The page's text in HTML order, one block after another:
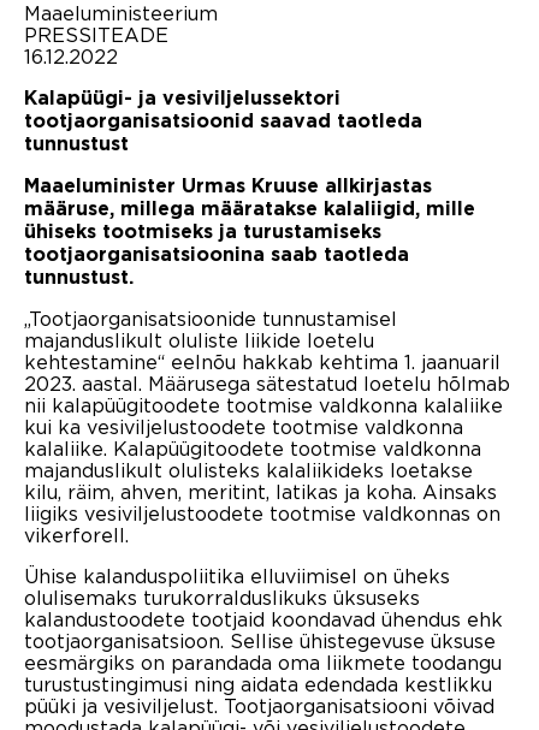
Maaeluministeerium
PRESSITEADE
16.12.2022
Kalapüügi- ja vesiviljelussektori
tootjaorganisatsioonid saavad taotleda
tunnustust
Maaeluminister Urmas Kruuse allkirjastas
määruse, millega määratakse kalaliigid, mille
ühiseks tootmiseks ja turustamiseks
tootjaorganisatsioonina saab taotleda
tunnustust.
„Tootjaorganisatsioonide tunnustamisel
majanduslikult oluliste liikide loetelu
kehtestamine“ eelnõu hakkab kehtima 1. jaanuaril
2023. aastal. Määrusega sätestatud loetelu hõlmab
nii kalapüügitoodete tootmise valdkonna kalaliike
kui ka vesiviljelustoodete tootmise valdkonna
kalaliike. Kalapüügitoodete tootmise valdkonna
majanduslikult olulisteks kalaliikideks loetakse
kilu, räim, ahven, meritint, latikas ja koha. Ainsaks
liigiks vesiviljelustoodete tootmise valdkonnas on
vikerforell.
Ühise kalanduspoliitika elluviimisel on üheks
olulisemaks turukorralduslikuks üksuseks
kalandustoodete tootjaid koondavad ühendus ehk
tootjaorganisatsioon. Sellise ühistegevuse üksuse
eesmärgiks on parandada oma liikmete toodangu
turustustingimusi ning aidata edendada kestlikku
püüki ja vesiviljelust. Tootjaorganisatsiooni võivad